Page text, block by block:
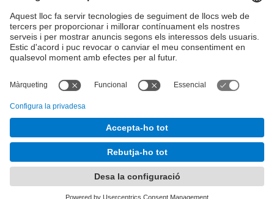
Llista Xarxes Socials
© UPCEscola Politècnica Superior d'Enginyeria de
Desenvolupat amb